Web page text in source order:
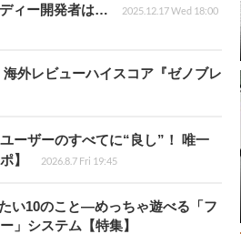
ィー開発者は…
2025.12.17 Wed 18:00
外レビューハイスコア『ゼノブレ
ーザーのすべてに“良し”！ 唯一
】
2026.8.7 Fri 19:45
い10のこと―めっちゃ遊べる「フ
」システム【特集】